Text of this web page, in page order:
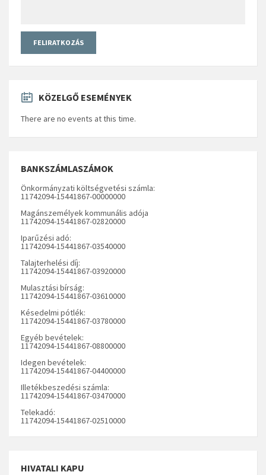
KÖZELGŐ ESEMÉNYEK
There are no events at this time.
BANKSZÁMLASZÁMOK
Önkormányzati költségvetési számla:
11742094-15441867-00000000
Magánszemélyek kommunális adója
11742094-15441867-02820000
Iparűzési adó:
11742094-15441867-03540000
Talajterhelési díj:
11742094-15441867-03920000
Mulasztási bírság:
11742094-15441867-03610000
Késedelmi pótlék:
11742094-15441867-03780000
Egyéb bevételek:
11742094-15441867-08800000
Idegen bevételek:
11742094-15441867-04400000
Illetékbeszedési számla:
11742094-15441867-03470000
Telekadó:
11742094-15441867-02510000
HIVATALI KAPU